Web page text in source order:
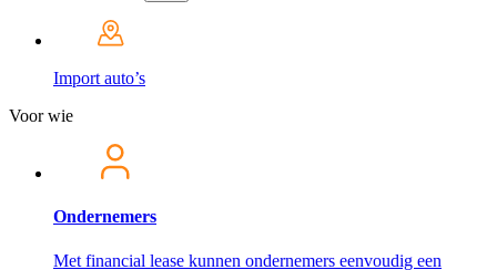
Import auto’s
Voor wie
Ondernemers
Met financial lease kunnen ondernemers eenvoudig een